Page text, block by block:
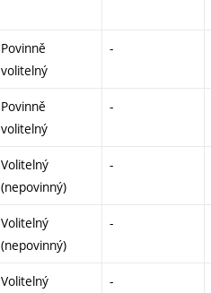
Povinně
volitelný
-
Povinně
volitelný
-
Volitelný
(nepovinný)
-
Volitelný
(nepovinný)
-
Volitelný
-